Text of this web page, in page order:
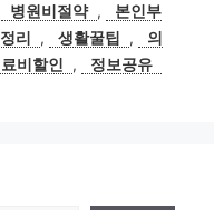
병원비절약 ,
본인부
리 , 생활꿀팁 ,
의
비할인 , 정보공유